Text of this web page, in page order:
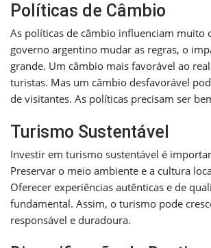
Políticas de Câmbio
As políticas de câmbio influenciam muito
governo argentino mudar as regras, o
grande. Um câmbio mais favorável ao
turistas. Mas um câmbio desfavorável
de visitantes. As políticas precisam ser
Turismo Sustentável
Investir em turismo sustentável é
Preservar o meio ambiente e a cultura
Oferecer experiências autênticas e de
fundamental. Assim, o turismo pode
responsável e duradoura.